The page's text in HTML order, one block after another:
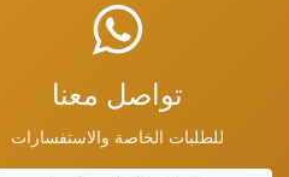
تواصل معنا
للطلبات الخاصة والاستفسارات